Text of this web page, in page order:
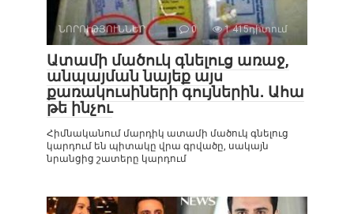
ՆՈՐՈՒԹՅՈՒՆՆԵՐ 0 1 415դիտում
Ատամի մածուկ գնելուց առաջ,
անպայման նայեք այս
քառակուսիների գույներին․ Ահա
թե ինչու
Հիմնականում մարդիկ ատամի մածուկ գնելուց
կարդում են պիտակը վրա գրվածը, սակայն
նրանցից շատերը կարդում